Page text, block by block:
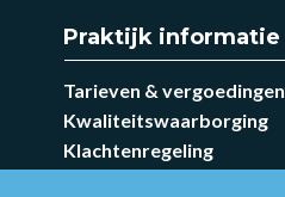
Praktijk informatie
Tarieven & vergoedingen
Kwaliteitswaarborging
Klachtenregeling